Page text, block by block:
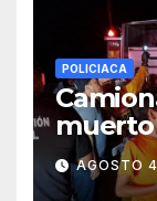
POLICIACA
muerto
AGOSTO